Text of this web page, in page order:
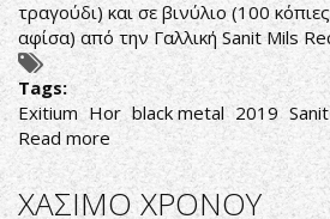
τραγούδι) και σε βινύλιο (100
αφίσα) από την Γαλλική Sanit Mils
Tags:
Exitium Hor black metal 2019
Read more about
ΕΛΛΗΝΙΚΟ
BLACK
METAL
ΧΑΣΙΜΟ ΧΡΟΝΟΥ